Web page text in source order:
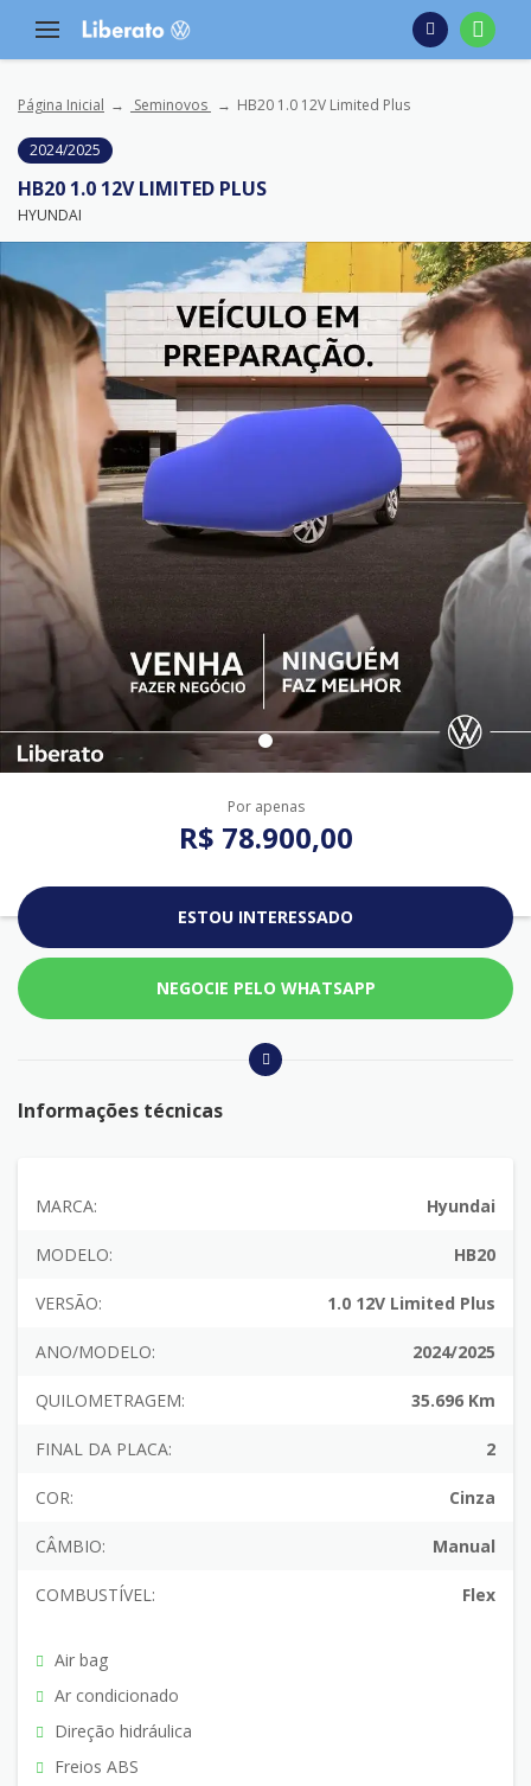
Página Inicial Seminovos HB20 1.0 12V Limited Plus
2024/2025
HB20 1.0 12V LIMITED PLUS
HYUNDAI
Por apenas
R$ 78.900,00
ESTOU INTERESSADO
NEGOCIE PELO WHATSAPP
Informações técnicas
MARCA: Hyundai
MODELO: HB20
VERSÃO: 1.0 12V Limited Plus
ANO/MODELO: 2024/2025
QUILOMETRAGEM: 35.696 Km
FINAL DA PLACA: 2
COR: Cinza
CÂMBIO: Manual
COMBUSTÍVEL: Flex
Air bag
Ar condicionado
Direção hidráulica
Freios ABS